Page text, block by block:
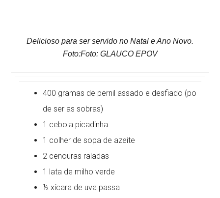
Delicioso para ser servido no Natal e Ano Novo.
Foto:Foto: GLAUCO EPOV
400 gramas de pernil assado e desfiado (po
de ser as sobras)
1 cebola picadinha
1 colher de sopa de azeite
2 cenouras raladas
1 lata de milho verde
½ xícara de uva passa